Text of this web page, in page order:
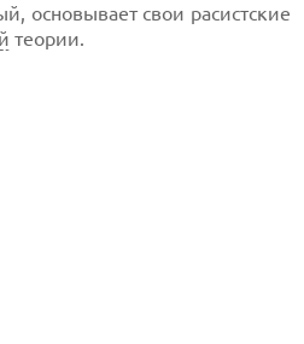
основывает свои расистские
теории.